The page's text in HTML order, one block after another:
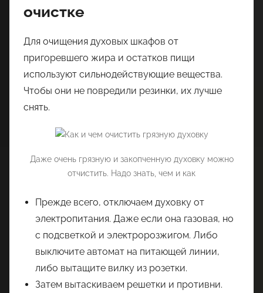
очистке
Для очищения духовых шкафов от
пригоревшего жира и остатков пищи
используют сильнодействующие вещества.
Чтобы они не повредили резинки, их лучше
снять.
Даже очень грязную и закопченную духовку можно
отчистить. Надо знать, чем и как
Прежде всего, отключаем духовку от
электропитания. Даже если она газовая, но
с подсветкой и электророзжигом. Либо
выключите автомат на питающей линии,
либо вытащите вилку из розетки.
Затем вытаскиваем решетки и противни.